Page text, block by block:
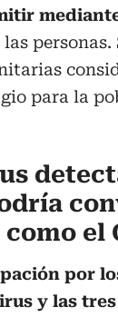
personas.
para la
el
por
y las